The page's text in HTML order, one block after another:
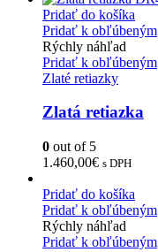
Pridať do košíka
Pridať k obľúbeným
Rýchly náhľad
Pridať k obľúbeným
Zlaté retiazky
Zlatá retiazka
0 out of 5
1.460,00€ s DPH
Pridať do košíka
Pridať k obľúbeným
Rýchly náhľad
Pridať k obľúbeným